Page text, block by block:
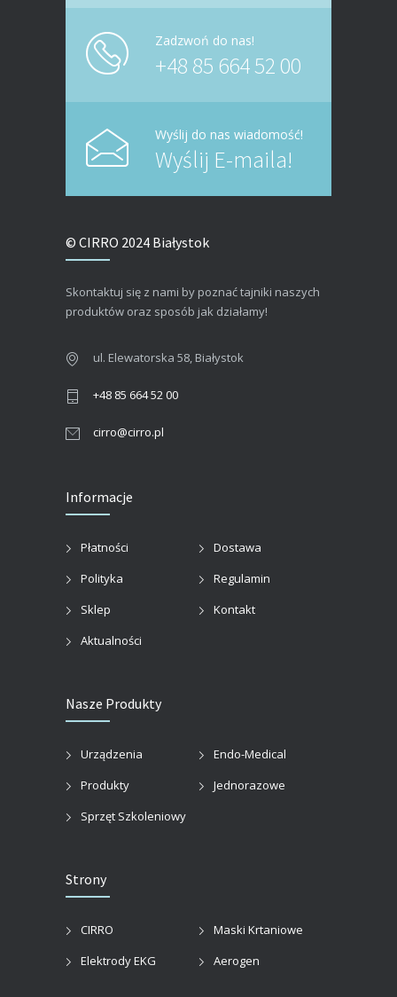
Zadzwoń do nas!
+48 85 664 52 00
Wyślij do nas wiadomość!
Wyślij E-maila!
© CIRRO 2024 Białystok
Skontaktuj się z nami by poznać tajniki naszych
produktów oraz sposób jak działamy!
ul. Elewatorska 58, Białystok
+48 85 664 52 00
cirro@cirro.pl
Informacje
Płatności
Dostawa
Polityka
Regulamin
Sklep
Kontakt
Aktualności
Nasze Produkty
Urządzenia
Endo-Medical
Produkty
Jednorazowe
Sprzęt Szkoleniowy
Strony
CIRRO
Maski Krtaniowe
Elektrody EKG
Aerogen